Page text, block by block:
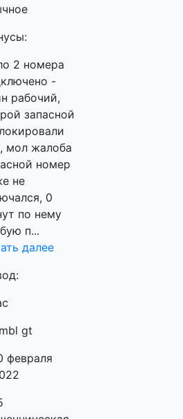
2 номера
-
рабочий,
запасной
мол жалоба
номер
не
0
по нему
п...
далее
gt
февраля